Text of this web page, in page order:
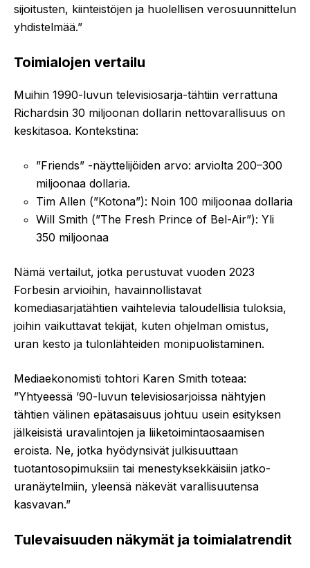
sijoitusten, kiinteistöjen ja huolellisen verosuunnittelun
yhdistelmää.”
Toimialojen vertailu
Muihin 1990-luvun televisiosarja-tähtiin verrattuna
Richardsin 30 miljoonan dollarin nettovarallisuus on
keskitasoa. Kontekstina:
”Friends” -näyttelijöiden arvo: arviolta 200–300
miljoonaa dollaria.
Tim Allen (”Kotona”): Noin 100 miljoonaa dollaria
Will Smith (”The Fresh Prince of Bel-Air”): Yli
350 miljoonaa
Nämä vertailut, jotka perustuvat vuoden 2023
Forbesin arvioihin, havainnollistavat
komediasarjatähtien vaihtelevia taloudellisia tuloksia,
joihin vaikuttavat tekijät, kuten ohjelman omistus,
uran kesto ja tulonlähteiden monipuolistaminen.
Mediaekonomisti tohtori Karen Smith toteaa:
”Yhtyeessä ’90-luvun televisiosarjoissa nähtyjen
tähtien välinen epätasaisuus johtuu usein esityksen
jälkeisistä uravalintojen ja liiketoimintaosaamisen
eroista. Ne, jotka hyödynsivät julkisuuttaan
tuotantosopimuksiin tai menestyksekkäisiin jatko-
uranäytelmiin, yleensä näkevät varallisuutensa
kasvavan.”
Tulevaisuuden näkymät ja toimialatrendit